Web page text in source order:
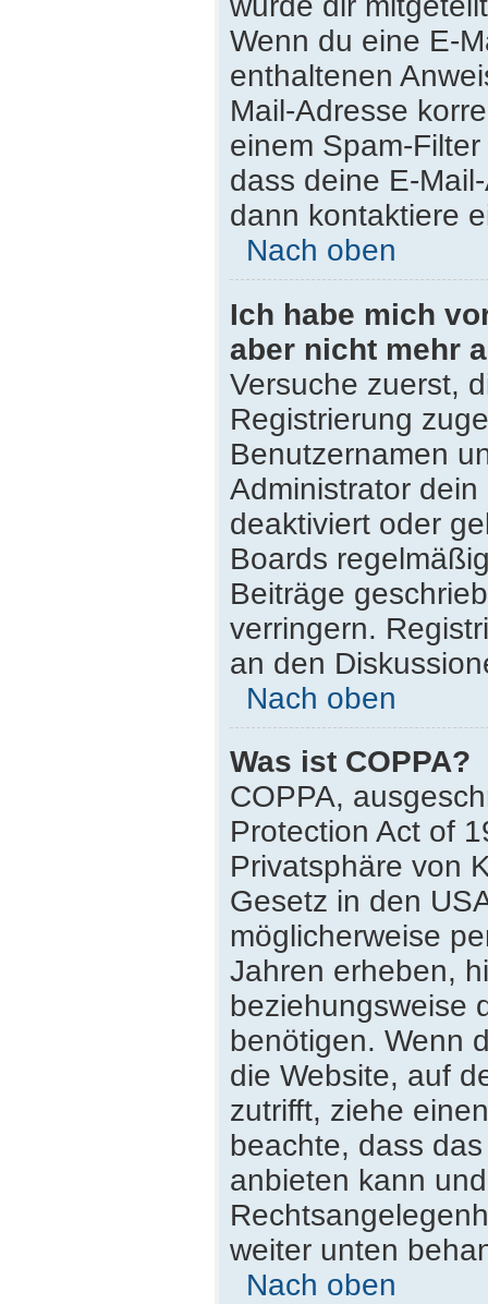
Wenn du eine E-
enthaltenen
Mail-Adresse
einem Spam-
dass deine E-
dann kontaktiere
Nach oben
Ich habe mich
aber nicht mehr
Versuche zuerst,
Registrierung
Benutzernamen
Administrator
deaktiviert oder
Boards
Beiträge
verringern.
an den
Nach oben
Was ist COPPA?
COPPA,
Protection Act of
Privatsphäre von
Gesetz in den
möglicherweise
Jahren erheben,
beziehungsweise
benötigen. Wenn
die Website, auf
zutrifft, ziehe
beachte, dass
anbieten kann
weiter unten
Nach oben